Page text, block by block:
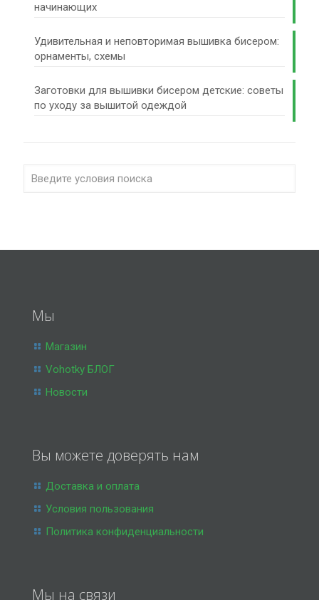
начинающих
Удивительная и неповторимая вышивка бисером:
орнаменты, схемы
Заготовки для вышивки бисером детские: советы
по уходу за вышитой одеждой
Мы
Магазин
Vohotky БЛОГ
Новости
Вы можете доверять нам
Доставка и оплата
Условия пользования
Политика конфиденциальности
Мы на связи